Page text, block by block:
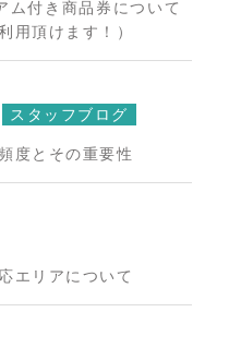
ム付き商品券について
用頂けます！）
スタッフブログ
度とその重要性
エリアについて